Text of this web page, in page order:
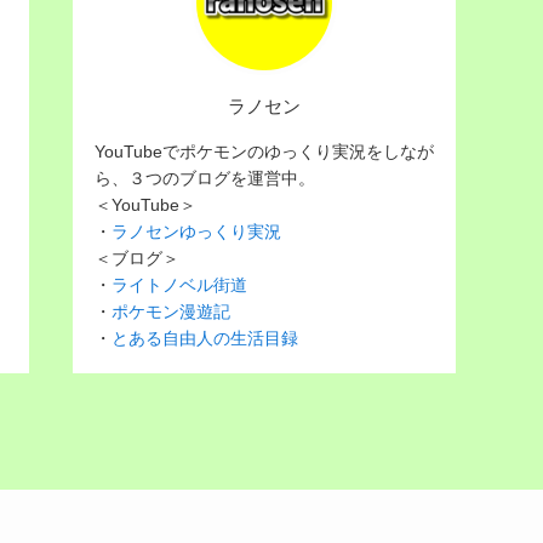
ラノセン
YouTubeでポケモンのゆっくり実況をしなが
ら、３つのブログを運営中。
＜YouTube＞
・ ラノセンゆっくり実況
＜ブログ＞
・ ライトノベル街道
・ ポケモン漫遊記
・ とある自由人の生活目録